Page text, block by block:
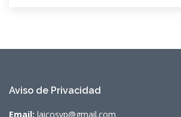
Aviso de Privacidad
Email: laicosvp@gmail.com